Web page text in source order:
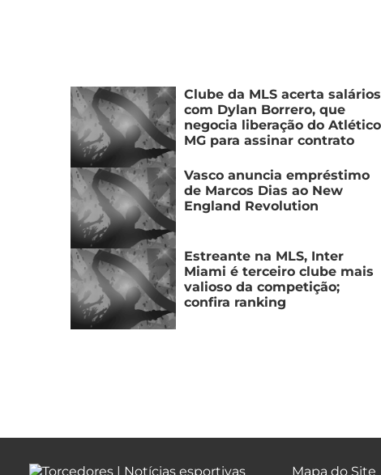
Clube da MLS acerta salários
com Dylan Borrero, que
negocia liberação do
MG para assinar contrato
Vasco anuncia empréstimo
de Marcos Dias ao New
England Revolution
Estreante na MLS, Inter
Miami é terceiro clube mais
valioso da competição;
confira ranking
Mapa do Site